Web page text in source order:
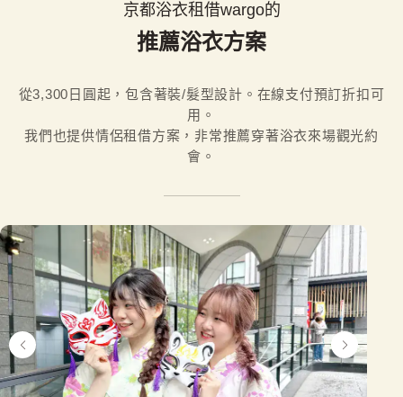
京都浴衣租借wargo的
推薦浴衣方案
從3,300日圓起，包含著裝/髮型設計。在線支付預訂折扣可
用。
我們也提供情侶租借方案，非常推薦穿著浴衣來場觀光約
會。